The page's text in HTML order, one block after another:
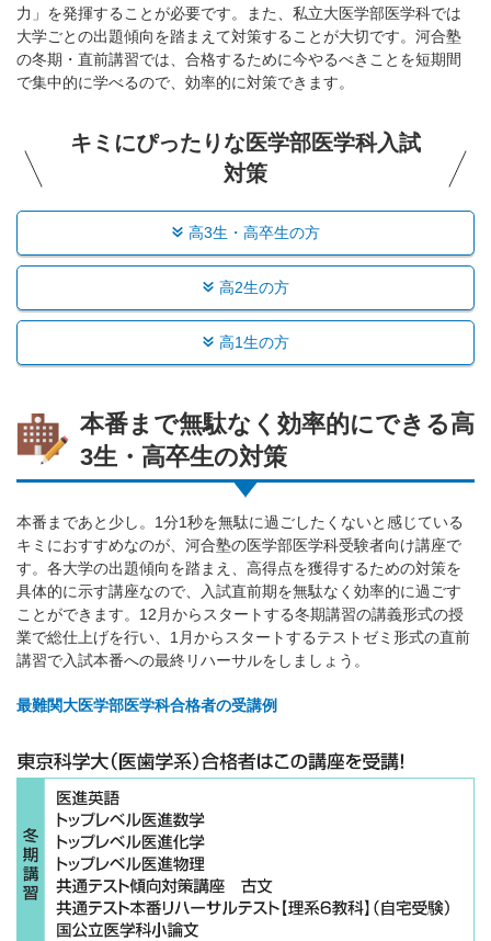
力」を発揮することが必要です。また、私立大医学部医学科では
大学ごとの出題傾向を踏まえて対策することが大切です。河合塾
の冬期・直前講習では、合格するために今やるべきことを短期間
で集中的に学べるので、効率的に対策できます。
キミにぴったりな医学部医学科入試
対策
高3生・高卒生の方
高2生の方
高1生の方
本番まで無駄なく効率的にできる高
3生・高卒生の対策
本番まであと少し。1分1秒を無駄に過ごしたくないと感じている
キミにおすすめなのが、河合塾の医学部医学科受験者向け講座で
す。各大学の出題傾向を踏まえ、高得点を獲得するための対策を
具体的に示す講座なので、入試直前期を無駄なく効率的に過ごす
ことができます。12月からスタートする冬期講習の講義形式の授
業で総仕上げを行い、1月からスタートするテストゼミ形式の直前
講習で入試本番への最終リハーサルをしましょう。
最難関大医学部医学科合格者の受講例